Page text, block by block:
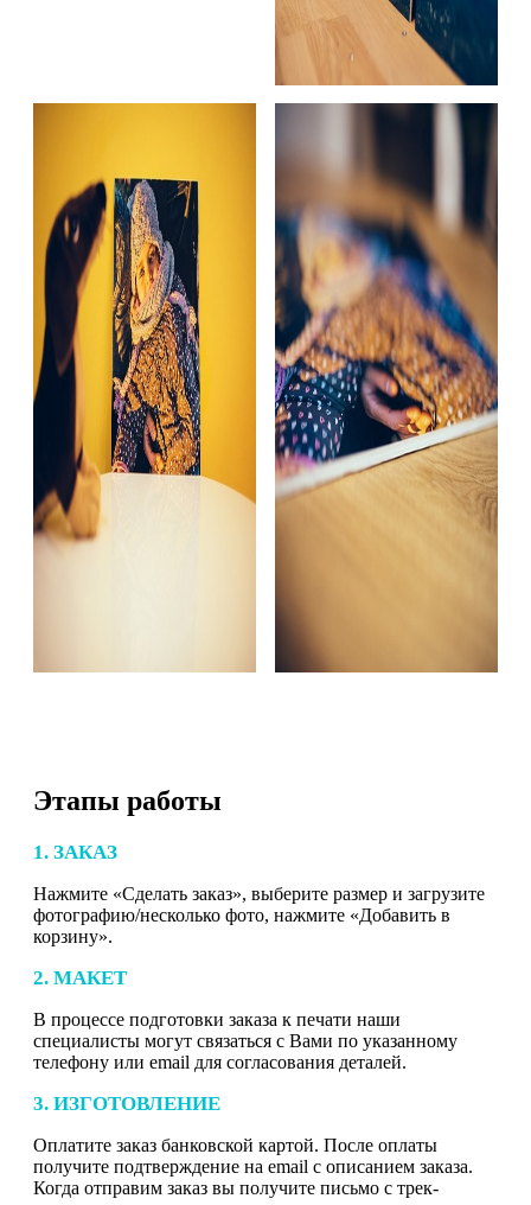
Этапы работы
1. ЗАКАЗ
Нажмите «Сделать заказ», выберите размер и загрузите
фотографию/несколько фото, нажмите «Добавить в
корзину».
2. МАКЕТ
В процессе подготовки заказа к печати наши
специалисты могут связаться с Вами по указанному
телефону или email для согласования деталей.
3. ИЗГОТОВЛЕНИЕ
Оплатите заказ банковской картой. После оплаты
получите подтверждение на email с описанием заказа.
Когда отправим заказ вы получите письмо с трек-